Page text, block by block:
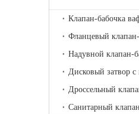
Клапан-бабочка
Фланцевый
Надувной клапан-
Санитарный